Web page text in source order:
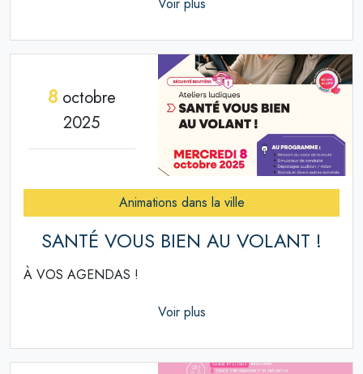
Voir plus
8octobre
2025
Animations dans la ville
SANTÉ VOUS BIEN AU VOLANT !
À VOS AGENDAS !
Voir plus